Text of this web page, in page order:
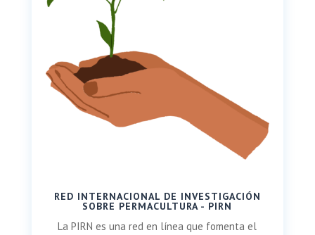
RED INTERNACIONAL DE INVESTIGACIÓN
SOBRE PERMACULTURA - PIRN
La PIRN es una red en línea que fomenta el